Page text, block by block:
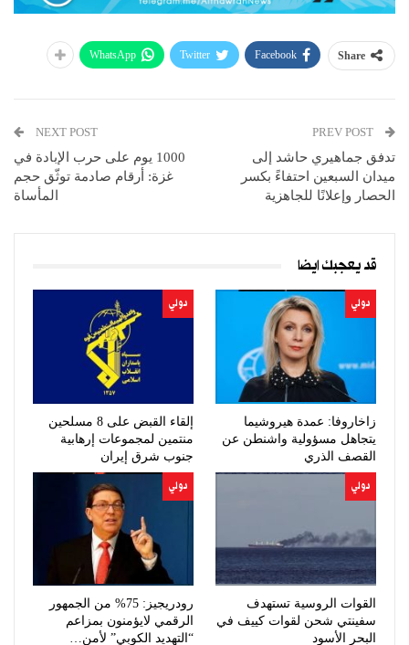
Share
Facebook
Twitter
WhatsApp
تدفق جماهيري حاشد إلى
ميدان السبعين احتفاءً بكسر
الحصار وإعلانًا للجاهزية
NEXT POST
1000 يوم على حرب الإبادة في
غزة: أرقام صادمة توثّق حجم
المأساة
قد يعجبك ايضا
دولي
زاخاروفا: عمدة هيروشيما
يتجاهل مسؤولية واشنطن عن
القصف الذري
دولي
إلقاء القبض على 8 مسلحين
منتمين لمجموعات إرهابية
جنوب شرق إيران
دولي
القوات الروسية تستهدف
سفينتي شحن لقوات كييف في
البحر الأسود
دولي
رودريجيز: 75% من الجمهور
الرقمي لايؤمنون بمزاعم
“التهديد الكوبي” لأمن…